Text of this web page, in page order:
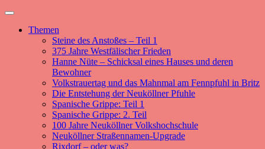
Zum
springen
Primäres
Themen
Steine des Anstoßes – Teil 1
375 Jahre Westfälischer Frieden
Hanne Nüte – Schicksal eines Hauses und deren
Bewohner
Volkstrauertag und das Mahnmal am Fennpfuhl in Britz
Die Entstehung der Neuköllner Pfuhle
Spanische Grippe: Teil 1
Spanische Grippe: 2. Teil
100 Jahre Neuköllner Volkshochschule
Neuköllner Straßennamen-Upgrade
Rixdorf – oder was?